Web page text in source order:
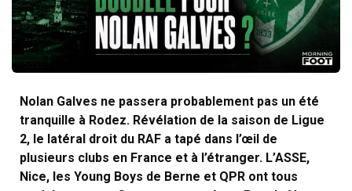
Nolan Galves ne passera probablement pas un été
tranquille à Rodez. Révélation de la saison de Ligue
2, le latéral droit du RAF a tapé dans l’œil de
plusieurs clubs en France et à l’étranger. L’ASSE,
Nice, les Young Boys de Berne et QPR ont tous